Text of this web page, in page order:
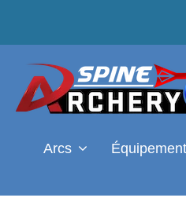
Arcs